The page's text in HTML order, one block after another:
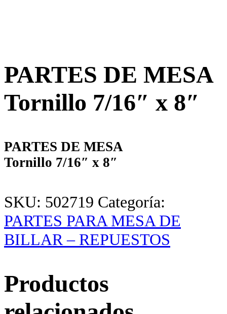
PARTES DE MESA
Tornillo 7/16″ x 8″
PARTES DE MESA
Tornillo 7/16″ x 8″
SKU: 502719 Categoría:
PARTES PARA MESA DE
BILLAR – REPUESTOS
Productos